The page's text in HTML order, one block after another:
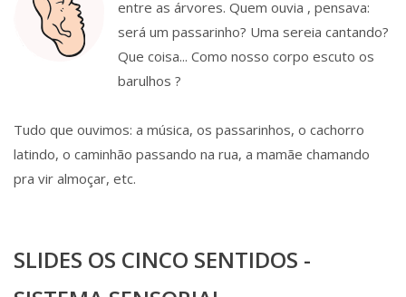
entre as árvores. Quem ouvia , pensava:
será um passarinho? Uma sereia cantando?
Que coisa... Como nosso corpo escuto os
barulhos ?
Tudo que ouvimos: a música, os passarinhos, o cachorro
latindo, o caminhão passando na rua, a mamãe chamando
pra vir almoçar, etc.
SLIDES OS CINCO SENTIDOS -